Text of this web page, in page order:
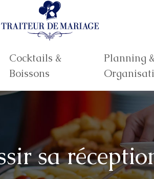
Cocktails &
Boissons
Planning
sa